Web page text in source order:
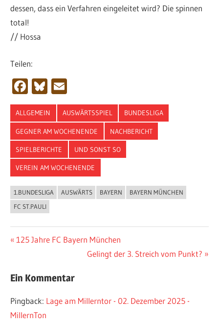
dessen, dass ein Verfahren eingeleitet wird? Die spinnen
total!
// Hossa
Teilen:
Facebook
Bluesky
ALLGEMEIN AUSWÄRTSSPIEL BUNDESLIGA
GEGNER AM WOCHENENDE NACHBERICHT
SPIELBERICHTE UND SONST SO
VEREIN AM WOCHENENDE
1.BUNDESLIGA AUSWÄRTS BAYERN
BAYERN MÜNCHEN
FC ST.PAULI
Beitragsnavigation
Vorheriger
125 Jahre FC Bayern München
Nächster
Gelingt der 3. Streich vom Punkt?
Ein Kommentar
Pingback: Lage am Millerntor - 02. Dezember 2025 -
MillernTon